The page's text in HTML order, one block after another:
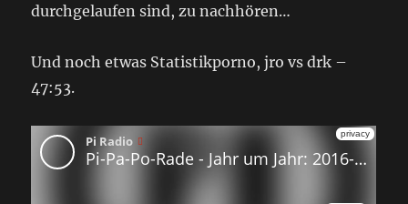
durchgelaufen sind, zu nachhören…
Und noch etwas Statistikporno, jro vs drk –
47:53.